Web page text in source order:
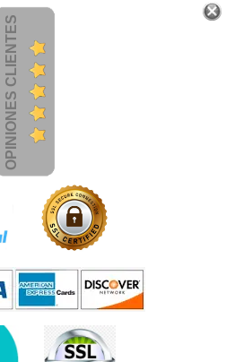
OPINIONES CLIENTES